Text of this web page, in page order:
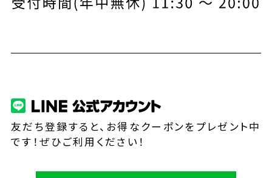
友だち登録すると、お得なクーポンをプレゼント中
です！ぜひご利用ください！